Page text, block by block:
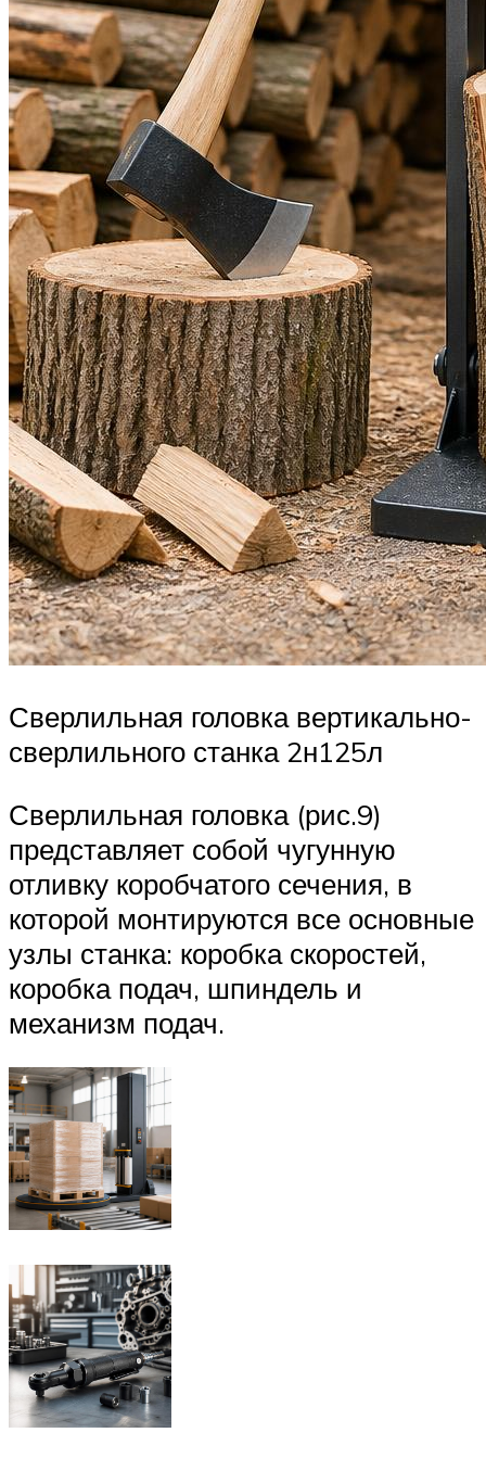
Сверлильная головка вертикально-
сверлильного станка 2н125л
Сверлильная головка (рис.9)
представляет собой чугунную
отливку коробчатого сечения, в
которой монтируются все основные
узлы станка: коробка скоростей,
коробка подач, шпиндель и
механизм подач.